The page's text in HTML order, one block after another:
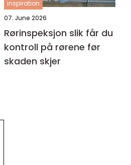
inspiration
07. June 2026
Rørinspeksjon slik får du
kontroll på rørene før
skaden skjer